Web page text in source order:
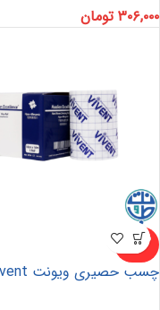
۳۰۶,۰۰۰ تومان
ناموجو
د
چسب حصیری ویونت Vivent